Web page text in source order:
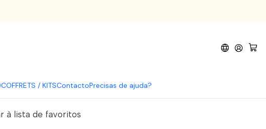
COFFRETS / KITSContactoPrecisas de ajuda?
Comprar agora
à lista de favoritos